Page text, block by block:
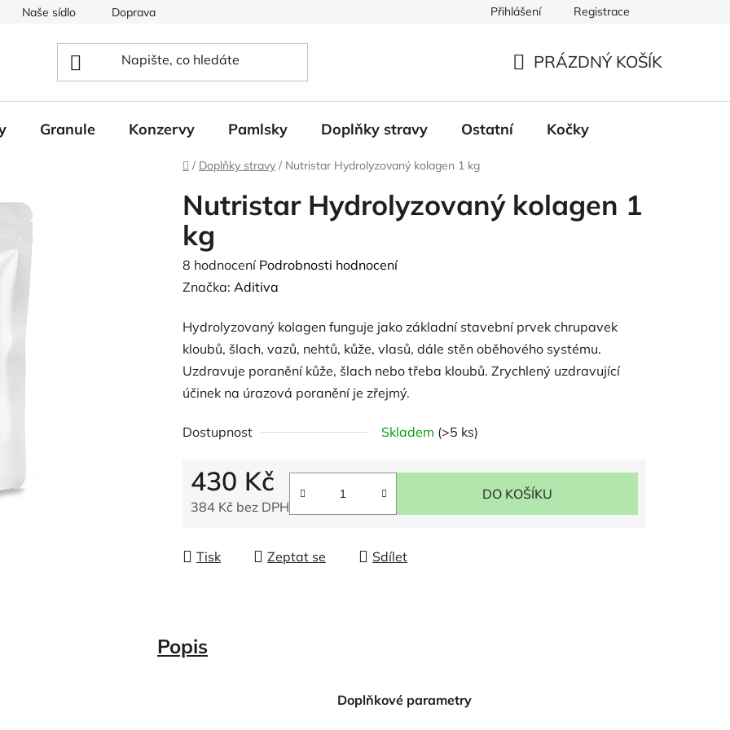
Naše sídlo Doprava Přihlášení Registrace
KOŠÍK
PRÁZDNÝ KOŠÍK
Granule Konzervy Pamlsky Doplňky stravy Ostatní Kočky
Domů
/ Doplňky stravy / Nutristar Hydrolyzovaný kolagen 1 kg
Nutristar Hydrolyzovaný kolagen 1
kg
Průměrné
hodnocení
je
4,5
z
5
8 hodnocení Podrobnosti hodnocení
Značka: Aditiva
Hydrolyzovaný kolagen funguje jako základní stavební prvek chrupavek
kloubů, šlach, vazů, nehtů, kůže, vlasů, dále stěn oběhového systému.
Uzdravuje poranění kůže, šlach nebo třeba kloubů. Zrychlený uzdravující
účinek na úrazová poranění je zřejmý.
Dostupnost Skladem (>5 ks)
430 Kč
384 Kč bez DPH
DO KOŠÍKU
Tisk Zeptat se Sdílet
Popis
Doplňkové parametry